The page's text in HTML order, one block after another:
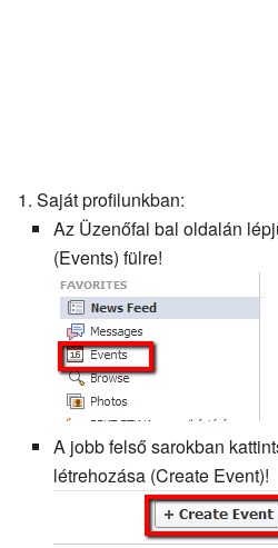
Saját profilunkban:
Az Üzenőfal bal oldalán
(Events) fülre!
A jobb felső sarokban
létrehozása (Create Event)!